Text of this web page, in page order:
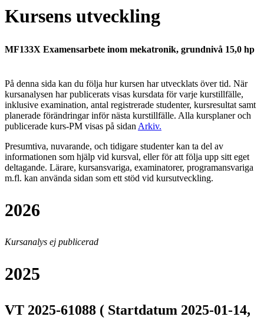
Kursens utveckling
MF133X Examensarbete inom mekatronik, grundnivå 15,0 hp
På denna sida kan du följa hur kursen har utvecklats över tid. När
kursanalysen har publicerats visas kursdata för varje kurstillfälle,
inklusive examination, antal registrerade studenter, kursresultat samt
planerade förändringar inför nästa kurstillfälle. Alla kursplaner och
publicerade kurs-PM visas på sidan Arkiv.
Presumtiva, nuvarande, och tidigare studenter kan ta del av
informationen som hjälp vid kursval, eller för att följa upp sitt eget
deltagande. Lärare, kursansvariga, examinatorer, programansvariga
m.fl. kan använda sidan som ett stöd vid kursutveckling.
2026
Kursanalys ej publicerad
2025
VT 2025-61088 ( Startdatum 2025-01-14,